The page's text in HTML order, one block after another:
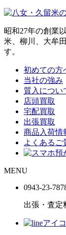
昭和27年の創業
米、柳川、大牟
す。
初めての方
当社の強み
質入につい
店頭買取
宅配買取
出張買取
商品入荷情
よくあるご
MENU
0943-23-78
出張・査定